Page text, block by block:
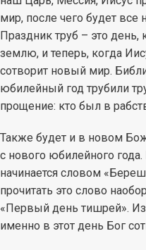
мир, после чего будет все
Праздник труб – это день,
землю, и теперь, когда
сотворит новый мир.
юбилейный год трубили
прощение: кто был в
Также будет и в новом
с нового юбилейного
начинается словом
прочитать это слово
«Первый день тишрей».
именно в этот день Бог